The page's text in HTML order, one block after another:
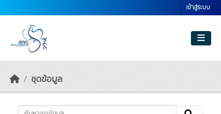
เข้าสู่ระบบ
ชุดข้อมูล